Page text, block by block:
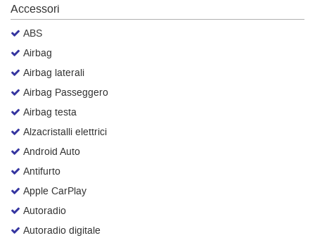
Accessori
ABS
Airbag
Airbag laterali
Airbag Passeggero
Airbag testa
Alzacristalli elettrici
Android Auto
Antifurto
Apple CarPlay
Autoradio
Autoradio digitale
cookie
policy
Salva
le
impostazioni